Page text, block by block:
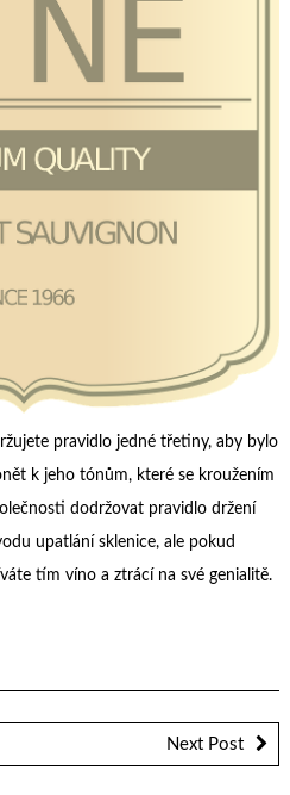
pravidlo jedné třetiny, aby bylo
k jeho tónům, které se kroužením
dodržovat pravidlo držení
upatlání sklenice, ale pokud
tím víno a ztrácí na své genialitě.
Next Post